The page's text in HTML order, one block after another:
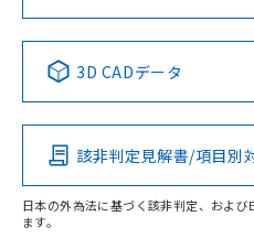
開閉容量
Pb Hg
O
No No
この製品
その他の認証はこち
3D CADデータ
該非判定見解書/項目別
日本の外為法に基づく該非判定、およ
ます。